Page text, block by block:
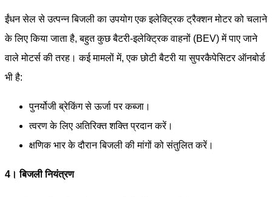
ईंधन सेल से उत्पन्न बिजली का उपयोग एक इलेक्ट्रिक ट्रैक्शन मोटर को चलाने
के लिए किया जाता है, बहुत कुछ बैटरी-इलेक्ट्रिक वाहनों (BEV) में पाए जाने
वाले मोटर्स की तरह। कई मामलों में, एक छोटी बैटरी या सुपरकैपेसिटर ऑनबोर्ड
भी है:
पुनर्योजी ब्रेकिंग से ऊर्जा पर कब्जा।
त्वरण के लिए अतिरिक्त शक्ति प्रदान करें।
क्षणिक भार के दौरान बिजली की मांगों को संतुलित करें।
4। बिजली नियंत्रण